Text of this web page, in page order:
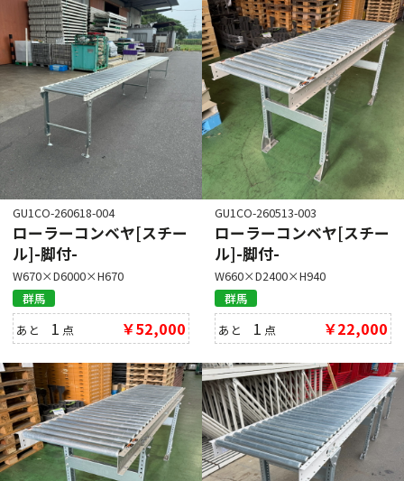
GU1CO-260618-004
ローラーコンベヤ[スチー
ル]-脚付-
W670×D6000×H670
群馬
あと 1 点 ￥52,000
GU1CO-260513-003
ローラーコンベヤ[スチー
ル]-脚付-
W660×D2400×H940
群馬
あと 1 点 ￥22,000